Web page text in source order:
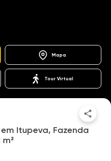
Mapa
Tour Virtual
Itupeva, Fazenda